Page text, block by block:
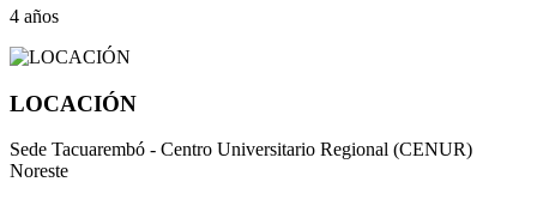
4 años
LOCACIÓN
Sede Tacuarembó - Centro Universitario Regional (CENUR)
Noreste